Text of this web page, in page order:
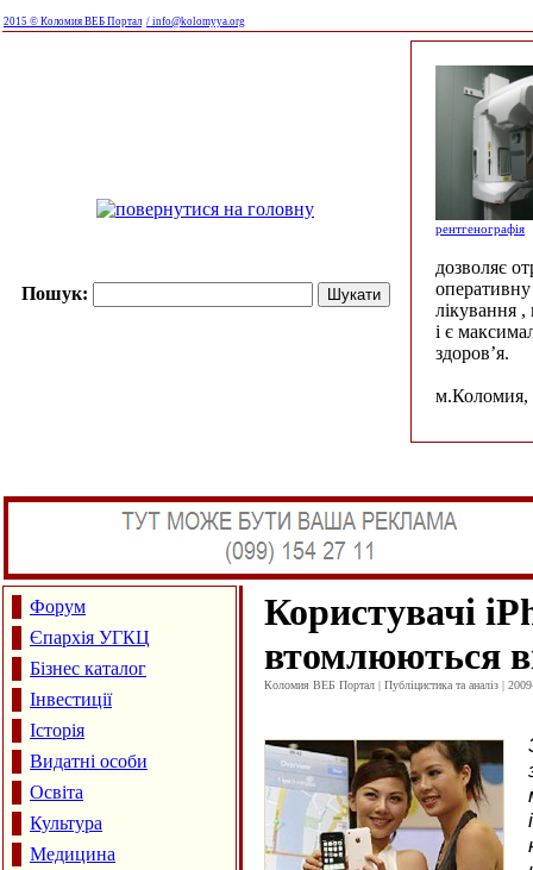
2015 © Коломия ВЕБ Портал / info@kolomyya.org
Пошук:
рентгенографія
дозволяє
лікування ,
і є
здоров’я.
м.Коломия,
Форум
Єпархія УГКЦ
Бізнес каталог
Інвестиції
Історія
Видатні особи
Освіта
Культура
Медицина
Користувачі
втомлюються
Коломия ВЕБ Портал | Публіцистика та аналіз |